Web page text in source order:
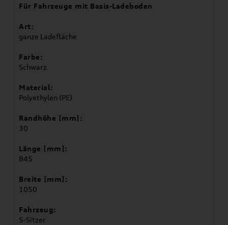
Für Fahrzeuge mit Basis-Ladeboden
Art:
ganze Ladefläche
Farbe:
Schwarz
Material:
Polyethylen (PE)
Randhöhe [mm]:
30
Länge [mm]:
845
Breite [mm]:
1050
Fahrzeug:
5-Sitzer